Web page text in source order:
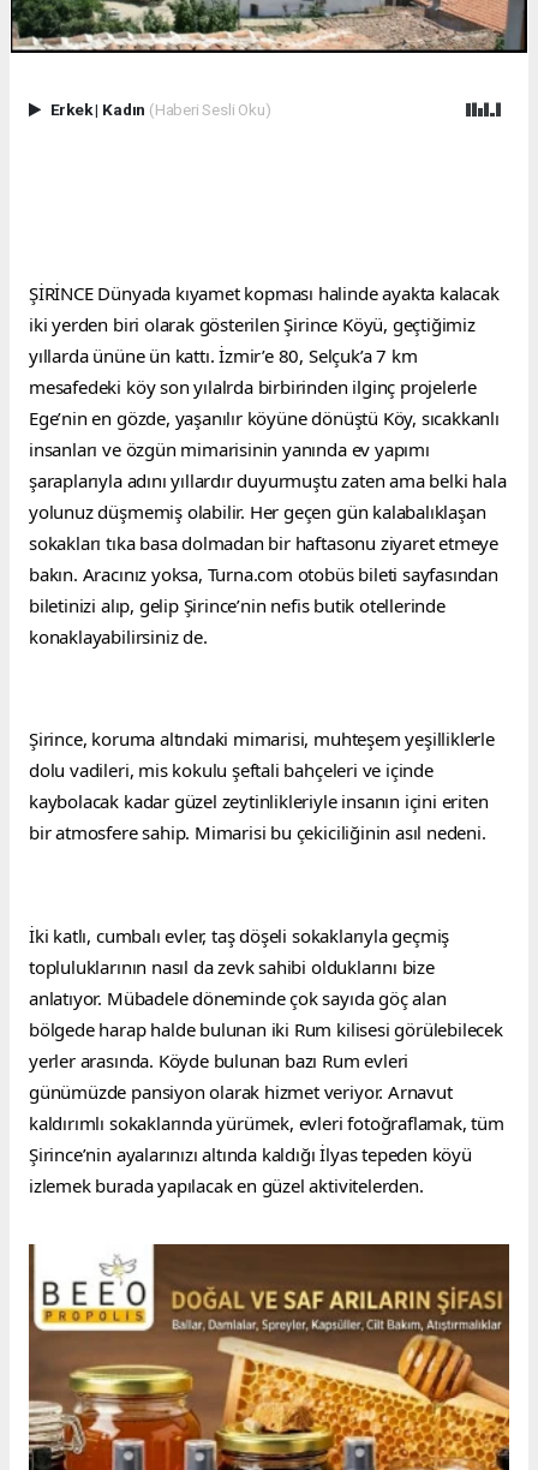
Erkek| Kadın (Haberi Sesli Oku)
ŞİRİNCE Dünyada kıyamet kopması halinde ayakta kalacak
iki yerden biri olarak gösterilen Şirince Köyü, geçtiğimiz
yıllarda ününe ün kattı. İzmir’e 80, Selçuk’a 7 km
mesafedeki köy son yılalrda birbirinden ilginç projelerle
Ege’nin en gözde, yaşanılır köyüne dönüştü Köy, sıcakkanlı
insanları ve özgün mimarisinin yanında ev yapımı
şaraplarıyla adını yıllardır duyurmuştu zaten ama belki hala
yolunuz düşmemiş olabilir. Her geçen gün kalabalıklaşan
sokakları tıka basa dolmadan bir haftasonu ziyaret etmeye
bakın. Aracınız yoksa, Turna.com otobüs bileti sayfasından
biletinizi alıp, gelip Şirince’nin nefis butik otellerinde
konaklayabilirsiniz de.
Şirince, koruma altındaki mimarisi, muhteşem yeşilliklerle
dolu vadileri, mis kokulu şeftali bahçeleri ve içinde
kaybolacak kadar güzel zeytinlikleriyle insanın içini eriten
bir atmosfere sahip. Mimarisi bu çekiciliğinin asıl nedeni.
İki katlı, cumbalı evler, taş döşeli sokaklarıyla geçmiş
topluluklarının nasıl da zevk sahibi olduklarını bize
anlatıyor. Mübadele döneminde çok sayıda göç alan
bölgede harap halde bulunan iki Rum kilisesi görülebilecek
yerler arasında. Köyde bulunan bazı Rum evleri
günümüzde pansiyon olarak hizmet veriyor. Arnavut
kaldırımlı sokaklarında yürümek, evleri fotoğraflamak, tüm
Şirince’nin ayalarınızı altında kaldığı İlyas tepeden köyü
izlemek burada yapılacak en güzel aktivitelerden.